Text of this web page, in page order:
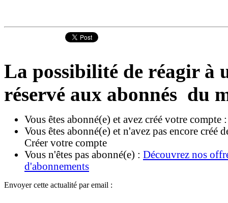
La possibilité de réagir à
réservé aux abonnés du
Vous êtes abonné(e) et avez créé votre compte
Vous êtes abonné(e) et n'avez pas encore créé
Créer votre compte
Vous n'êtes pas abonné(e) : Découvrez nos
d'abonnements
Envoyer cette actualité par email :